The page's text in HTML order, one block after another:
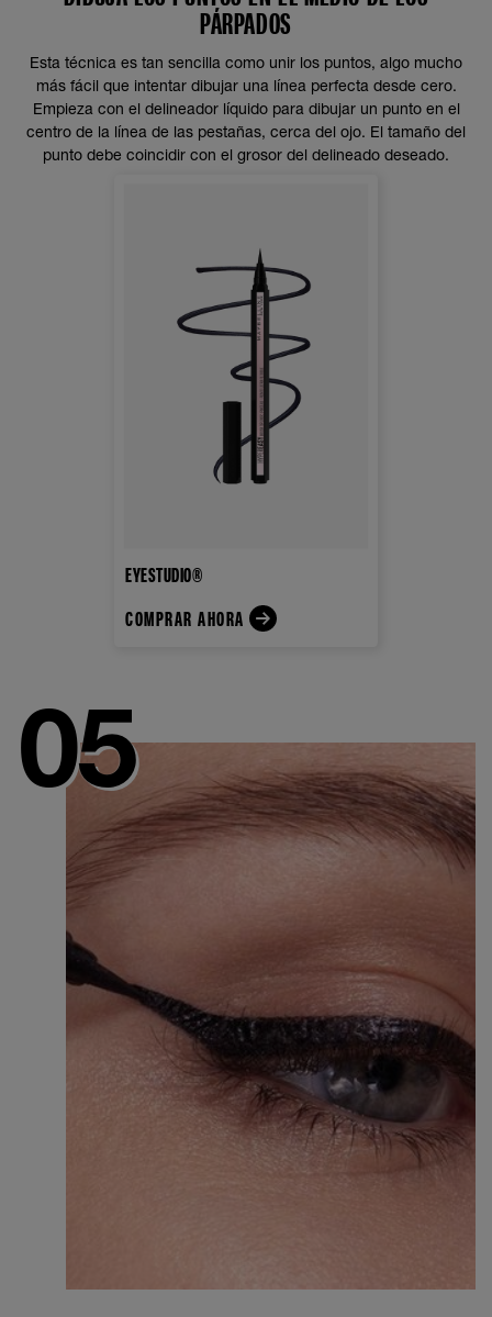
PÁRPADOS
Esta técnica es tan sencilla como unir los puntos, algo mucho
más fácil que intentar dibujar una línea perfecta desde cero.
Empieza con el delineador líquido para dibujar un punto en el
centro de la línea de las pestañas, cerca del ojo. El tamaño del
punto debe coincidir con el grosor del delineado deseado.
EYESTUDIO®
COMPRAR AHORA